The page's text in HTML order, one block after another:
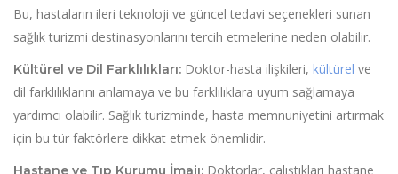
Bu, hastaların ileri teknoloji ve güncel tedavi seçenekleri sunan
sağlık turizmi destinasyonlarını tercih etmelerine neden olabilir.
Kültürel ve Dil Farklılıkları: Doktor-hasta ilişkileri, kültürel ve
dil farklılıklarını anlamaya ve bu farklılıklara uyum sağlamaya
yardımcı olabilir. Sağlık turizminde, hasta memnuniyetini artırmak
için bu tür faktörlere dikkat etmek önemlidir.
Hastane ve Tıp Kurumu İmajı: Doktorlar, çalıştıkları hastane